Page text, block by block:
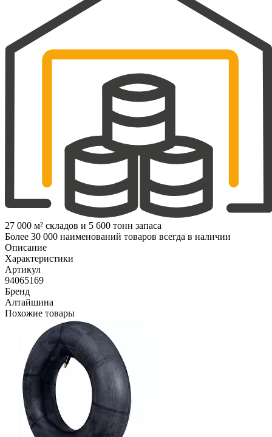
27 000 м² складов и 5 600 тонн запаса
Более 30 000 наименований товаров всегда в наличии
Описание
Характеристики
Артикул
94065169
Бренд
Алтайшина
Похожие товары